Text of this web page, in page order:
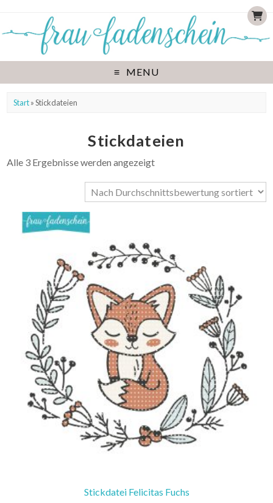
MENU
Start» Stickdateien
Stickdateien
Alle 3 Ergebnisse werden angezeigt
Stickdatei Felicitas Fuchs